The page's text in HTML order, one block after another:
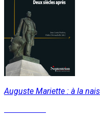
Auguste Mariette : à la